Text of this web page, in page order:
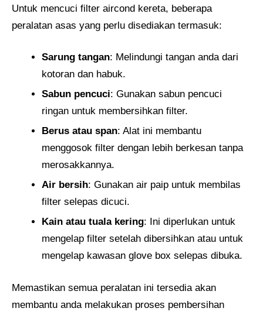
Untuk mencuci filter aircond kereta, beberapa
peralatan asas yang perlu disediakan termasuk:
Sarung tangan: Melindungi tangan anda dari
kotoran dan habuk.
Sabun pencuci: Gunakan sabun pencuci
ringan untuk membersihkan filter.
Berus atau span: Alat ini membantu
menggosok filter dengan lebih berkesan tanpa
merosakkannya.
Air bersih: Gunakan air paip untuk membilas
filter selepas dicuci.
Kain atau tuala kering: Ini diperlukan untuk
mengelap filter setelah dibersihkan atau untuk
mengelap kawasan glove box selepas dibuka.
Memastikan semua peralatan ini tersedia akan
membantu anda melakukan proses pembersihan